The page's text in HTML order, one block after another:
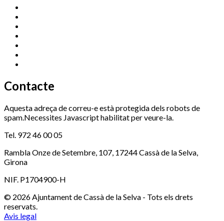
Contacte
Aquesta adreça de correu-e està protegida dels robots de
spam.Necessites Javascript habilitat per veure-la.
Tel. 972 46 00 05
Rambla Onze de Setembre, 107, 17244 Cassà de la Selva,
Girona
NIF. P1704900-H
© 2026 Ajuntament de Cassà de la Selva - Tots els drets
reservats.
Avis legal